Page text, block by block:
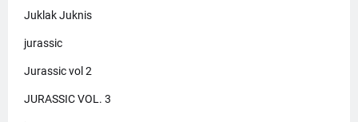
Juklak Juknis
jurassic
Jurassic vol 2
JURASSIC VOL. 3